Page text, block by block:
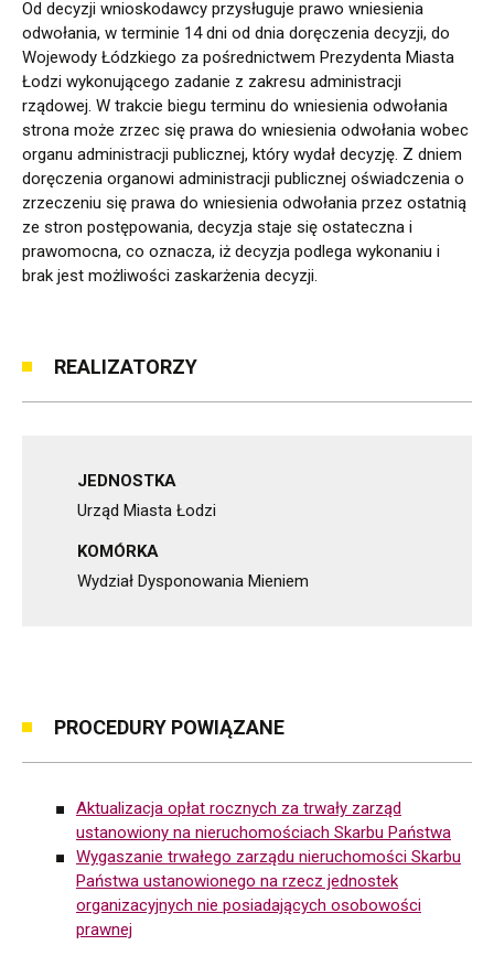
Od decyzji wnioskodawcy przysługuje prawo wniesienia
odwołania, w terminie 14 dni od dnia doręczenia decyzji, do
Wojewody Łódzkiego za pośrednictwem Prezydenta Miasta
Łodzi wykonującego zadanie z zakresu administracji
rządowej. W trakcie biegu terminu do wniesienia odwołania
strona może zrzec się prawa do wniesienia odwołania wobec
organu administracji publicznej, który wydał decyzję. Z dniem
doręczenia organowi administracji publicznej oświadczenia o
zrzeczeniu się prawa do wniesienia odwołania przez ostatnią
ze stron postępowania, decyzja staje się ostateczna i
prawomocna, co oznacza, iż decyzja podlega wykonaniu i
brak jest możliwości zaskarżenia decyzji.
REALIZATORZY
JEDNOSTKA
Urząd Miasta Łodzi
KOMÓRKA
Wydział Dysponowania Mieniem
PROCEDURY POWIĄZANE
Aktualizacja opłat rocznych za trwały zarząd
ustanowiony na nieruchomościach Skarbu Państwa
Wygaszanie trwałego zarządu nieruchomości Skarbu
Państwa ustanowionego na rzecz jednostek
organizacyjnych nie posiadających osobowości
prawnej